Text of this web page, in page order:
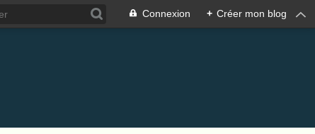
Connexion + Créer mon blog